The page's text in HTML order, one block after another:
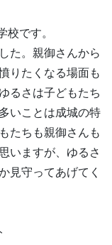
校です。
た。親御さんから
りたくなる場面も
るさは子どもたち
いことは成城の特
たちも親御さんも
いますが、ゆるさ
見守ってあげてく